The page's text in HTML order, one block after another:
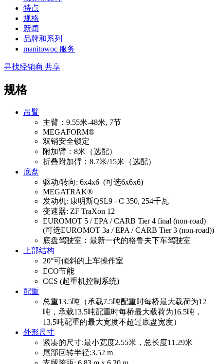
特点
规格
新闻
品牌和系列
manitowoc 服务
寻找经销商 共享
规格
吊臂
主臂：9.55米-48米, 7节
MEGAFORM®
双销安全锁定
附加臂：8米（选配）
折叠附加臂：8.7米/15米（选配）
底盘
驱动/转向: 6x4x6 (可选6x6x6)
MEGATRAK®
发动机: 康明斯QSL9 - C 350, 254千瓦
变速器: ZF TraXon 12
EUROMOT 5 / EPA / CARB Tier 4 final (non-road)
(可选EUROMOT 3a / EPA / CARB Tier 3 (non-road))
底盘驾驶室：最新一代的格鲁夫下车驾驶室
上部结构
20°可倾斜的上车操作室
ECO节能
CCS (起重机控制系统)
配重
总重13.5吨（承载7.5吨配重时每桥最大载荷为12
吨，承载13.5吨配重时每桥最大载荷为16.5吨，
13.5吨配重的最大宽度不超过底盘宽度）
外形尺寸
紧凑的尺寸:最小宽度2.55米，总长度11.29米
尾部回转半径:3.52 m